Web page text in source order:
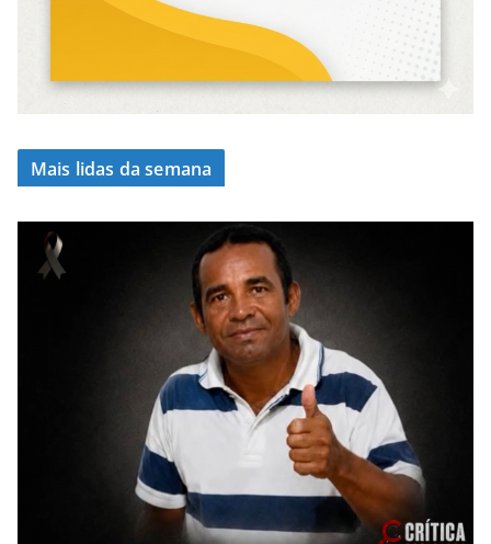
Mais lidas da semana